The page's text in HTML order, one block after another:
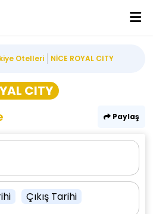
Otelleri NİCE ROYAL CITY
CITY
Paylaş
Çıkış Tarihi